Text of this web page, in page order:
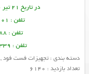
در تاریخ 21 تیر 1400 این مطلب نوشته شده است.
تلفن : 09356107101 تورج امین فر
تلفن : 09378003488 ساسان پرتو
تلفن : 09128931339 منصور امین فر
دسته بندی :تجهیزات فست فود,
تعداد بازدید : 6140